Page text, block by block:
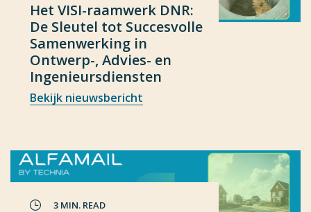
Het VISI-raamwerk DNR:
De Sleutel tot Succesvolle
Samenwerking in
Ontwerp-, Advies- en
Ingenieursdiensten
Bekijk nieuwsbericht
3 MIN. READ